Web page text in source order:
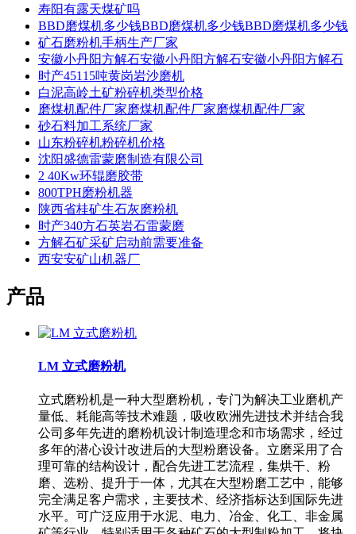
寿阳有露天煤矿吗
BBD磨煤机多少钱BBD磨煤机多少钱BBD磨煤机多少钱
矿石磨粉机手柄生产厂家
安徽小丹阳方解石安徽小丹阳方解石安徽小丹阳方解石
时产45115吨黄岗岩沙磨机
白泥高岭土矿粉碎机类型价格
磨煤机配件厂家磨煤机配件厂家磨煤机配件厂家
砂石料加工系统厂家
山东粉碎机粉碎机价格
沈阳盛德雷蒙磨制造有限公司
2 40Kw环辊磨胶带
800TPH磨粉机器
陕西省桂矿生石灰磨粉机
时产340方石英岩石雷蒙磨
方解石矿采矿启动前需要准备
西安安矿山机器厂
产品
LM 立式磨粉机
立式磨粉机是一种大型磨粉机，专门为解决工业磨机产
量低、耗能高等技术难题，吸收欧洲先进技术并结合我
公司多年先进的磨粉机设计制造理念和市场需求，经过
多年的潜心设计改进后的大型粉磨设备。立磨采用了合
理可靠的结构设计，配合先进工艺流程，集烘干、粉
磨、选粉、提升于一体，尤其在大型粉磨工艺中，能够
完全满足客户需求，主要技术、经济指标达到国际先进
水平。可广泛应用于水泥、电力、冶金、化工、非金属